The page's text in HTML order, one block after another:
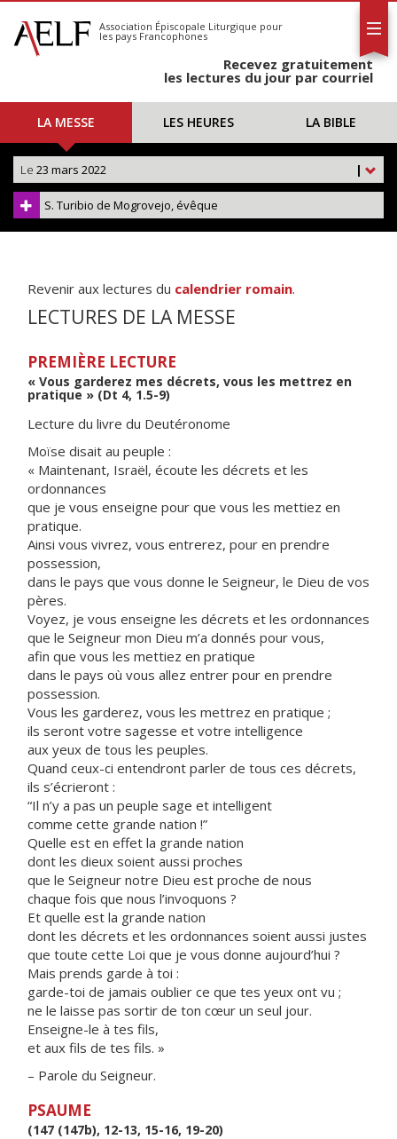
S'abonner
Calendrier
Association Épiscopale Liturgique pour
les pays Francophones
Recevez gratuitement
les lectures du jour par courriel
LA MESSE LES HEURES LA BIBLE
|
Le 23 mars 2022
S. Turibio de Mogrovejo, évêque
Revenir aux lectures du calendrier romain.
LECTURES DE LA MESSE
PREMIÈRE LECTURE
« Vous garderez mes décrets, vous les mettrez en
pratique » (Dt 4, 1.5-9)
Lecture du livre du Deutéronome
Moïse disait au peuple :
« Maintenant, Israël, écoute les décrets et les
ordonnances
que je vous enseigne pour que vous les mettiez en
pratique.
Ainsi vous vivrez, vous entrerez, pour en prendre
possession,
dans le pays que vous donne le Seigneur, le Dieu de vos
pères.
Voyez, je vous enseigne les décrets et les ordonnances
que le Seigneur mon Dieu m’a donnés pour vous,
afin que vous les mettiez en pratique
dans le pays où vous allez entrer pour en prendre
possession.
Vous les garderez, vous les mettrez en pratique ;
ils seront votre sagesse et votre intelligence
aux yeux de tous les peuples.
Quand ceux-ci entendront parler de tous ces décrets,
ils s’écrieront :
“Il n’y a pas un peuple sage et intelligent
comme cette grande nation !”
Quelle est en effet la grande nation
dont les dieux soient aussi proches
que le Seigneur notre Dieu est proche de nous
chaque fois que nous l’invoquons ?
Et quelle est la grande nation
dont les décrets et les ordonnances soient aussi justes
que toute cette Loi que je vous donne aujourd’hui ?
Mais prends garde à toi :
garde-toi de jamais oublier ce que tes yeux ont vu ;
ne le laisse pas sortir de ton cœur un seul jour.
Enseigne-le à tes fils,
et aux fils de tes fils. »
– Parole du Seigneur.
PSAUME
(147 (147b), 12-13, 15-16, 19-20)